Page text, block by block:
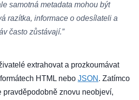
samotná metadata mohou být
razítka, informace o odesílateli a
často zůstávají.”
extrahovat a prozkoumávat
HTML nebo JSON . Zatímco
pravděpodobně znovu neobjeví,